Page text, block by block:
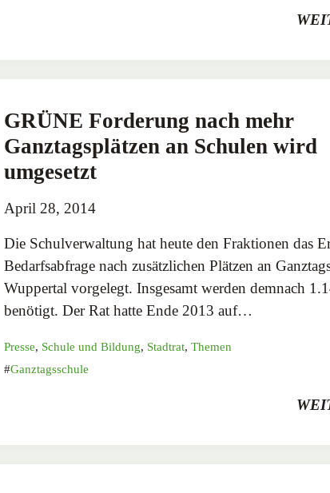
GRÜNE Forderung nach mehr
Ganztagsplätzen an Schulen wird
umgesetzt
April 28, 2014
Die Schulverwaltung hat heute den Fraktionen das
Bedarfsabfrage nach zusätzlichen Plätzen an
Wuppertal vorgelegt. Insgesamt werden demnach
benötigt. Der Rat hatte Ende 2013 auf…
Presse, Schule und Bildung, Stadtrat, Themen
Ganztagsschule